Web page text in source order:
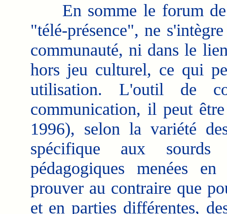
En somme le forum de
"télé-présence", ne
communauté, ni dans le
hors jeu culturel, ce qui
utilisation. L'outil de
communication, il peut
1996), selon la variété
spécifique aux
pédagogiques menées
prouver au contraire que
et en parties différentes,